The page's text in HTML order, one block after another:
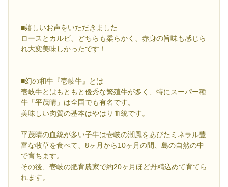
■嬉しいお声をいただきました
ロースとカルビ、どちらも柔らかく、赤身の旨味も感じら
れ大変美味しかったです！
■幻の和牛『壱岐牛』とは
壱岐牛とはもともと優秀な繁殖牛が多く、特にスーパー種
牛「平茂晴」は全国でも有名です。
美味しい肉質の基本はやはり血統です。
平茂晴の血統が多い子牛は壱岐の潮風をあびたミネラル豊
富な牧草を食べて、8ヶ月から10ヶ月の間、島の自然の中
で育ちます。
その後、壱岐の肥育農家で約20ヶ月ほど丹精込めて育てら
れます。